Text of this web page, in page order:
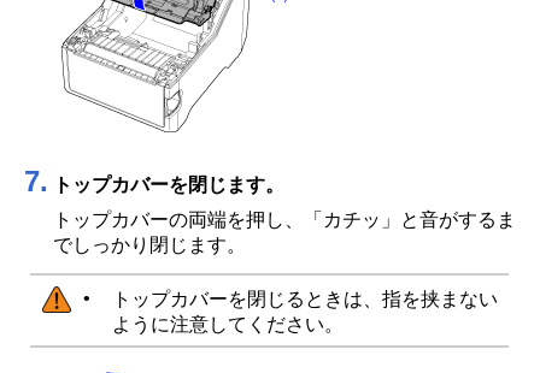
7.
トップカバーを閉じます。
トップカバーの両端を押し、「カチッ」と音がするま
でしっかり閉じます。
•
トップカバーを閉じるときは、指を挟まない
ように注意してください。